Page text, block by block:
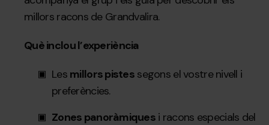
millors racons de Grandvalira.
Què inclou l’experiència
Les millors pistes segons el vostre nivell i
preferències.
Zones panoràmiques i racons especials del